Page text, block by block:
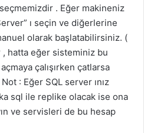
. Eğer makineniz
ı seçin ve diğerlerine
olarak başlatabilirsiniz. (
, hatta eğer sisteminiz bu
çalışırken çatlarsa
: Eğer SQL server ınız
sql ile replike olacak ise ona
ve servisleri de bu hesap